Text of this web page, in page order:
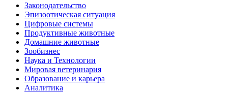
Законодательство
Эпизоотическая ситуация
Цифровые системы
Продуктивные животные
Домашние животные
Зообизнес
Наука и Технологии
Мировая ветеринария
Образование и карьера
Аналитика